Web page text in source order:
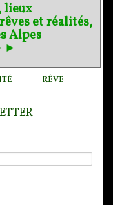
lieux
et réalités,
Alpes
RÊVE